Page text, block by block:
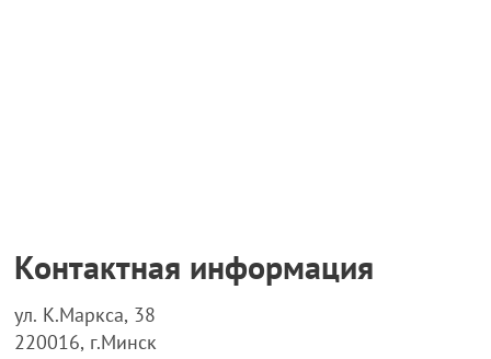
Контактная информация
ул. К.Маркса, 38
220016, г.Минск